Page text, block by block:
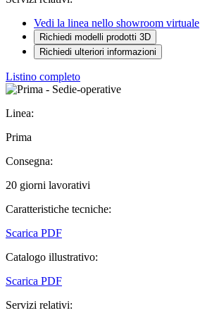
Vedi la linea nello showroom virtuale
Richiedi modelli prodotti 3D
Richiedi ulteriori informazioni
Listino completo
Linea:
Prima
Consegna:
20 giorni lavorativi
Caratteristiche tecniche:
Scarica PDF
Catalogo illustrativo:
Scarica PDF
Servizi relativi: